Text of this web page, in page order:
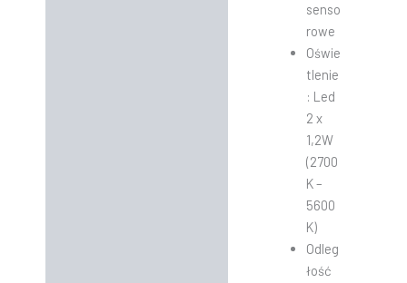
senso
rowe
Oświe
tlenie
: Led
2 x
1,2W
(2700
K –
5600
K)
Odleg
łość